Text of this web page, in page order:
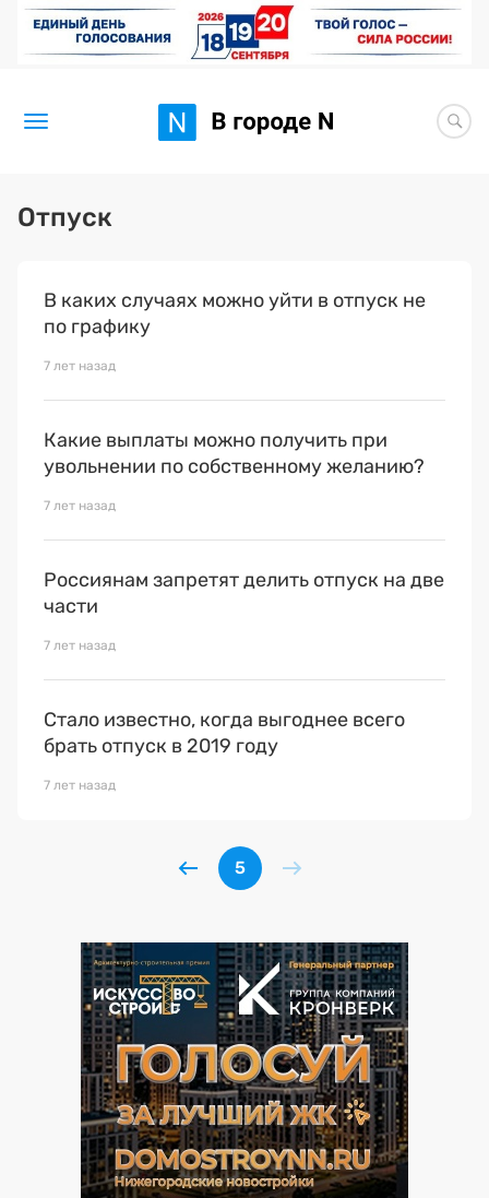
Здоровье
Искусство исцелять
Премия 2026 (текущая)
Эксперты
Отпуск
В каких случаях можно уйти в отпуск не
по графику
7 лет назад
Какие выплаты можно получить при
увольнении по собственному желанию?
7 лет назад
Россиянам запретят делить отпуск на две
части
7 лет назад
Стало известно, когда выгоднее всего
брать отпуск в 2019 году
7 лет назад
5